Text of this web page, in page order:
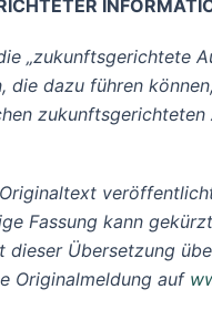
„zukunftsgerichtete
die dazu führen
Fassung kann
Übersetzung
Originalmeldung auf